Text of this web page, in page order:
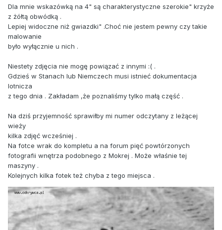
Dla mnie wskazówką na 4" są charakterystyczne szerokie" krzyże
z żółtą obwódką .
Lepiej widoczne niż gwiazdki" .Choć nie jestem pewny czy takie
malowanie
było wyłącznie u nich .
Niestety zdjęcia nie mogę powiązać z innymi :( .
Gdzieś w Stanach lub Niemczech musi istnieć dokumentacja
lotnicza
z tego dnia . Zakładam ,że poznaliśmy tylko małą część .
Na dziś przyjemność sprawiłby mi numer odczytany z leżącej
wieży
kilka zdjęć wcześniej .
Na fotce wrak do kompletu a na forum pięć powtórzonych
fotografii wnętrza podobnego z Mokrej . Może właśnie tej
maszyny .
Kolejnych kilka fotek też chyba z tego miejsca .